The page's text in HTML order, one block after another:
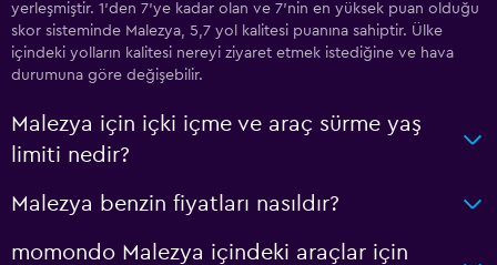
yerleşmiştir. 1'den 7'ye kadar olan ve 7'nin en yüksek puan olduğu
skor sisteminde Malezya, 5,7 yol kalitesi puanına sahiptir. Ülke
içindeki yolların kalitesi nereyi ziyaret etmek istediğine ve hava
durumuna göre değişebilir.
Malezya için içki içme ve araç sürme yaş
limiti nedir?
Malezya benzin fiyatları nasıldır?
momondo Malezya içindeki araçlar için